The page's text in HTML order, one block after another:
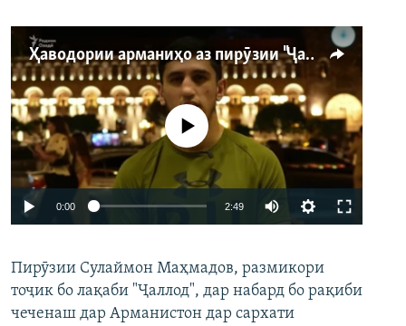
Ҳаводории арманиҳо аз пирӯзии "Ҷаллод"-и тоҷик
Auto 240p 360p 480p
Феълан кор намекунад
0:00 2:49
360p
480p
Пирӯзии Сулаймон Маҳмадов, размикори
тоҷик бо лақаби "Ҷаллод", дар набард бо рақиби
чеченаш дар Арманистон дар сархати